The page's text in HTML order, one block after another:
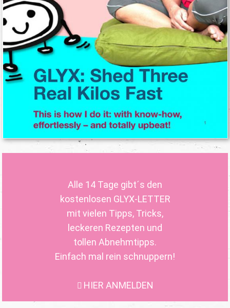
Alle 14 Tage gibt´s den
kostenlosen GLYX-LETTER
mit vielen Tipps, Tricks,
leckeren Rezepten und
tollen Abnehmtipps.
Einfach mal rein schnuppern!
HIER ANMELDEN